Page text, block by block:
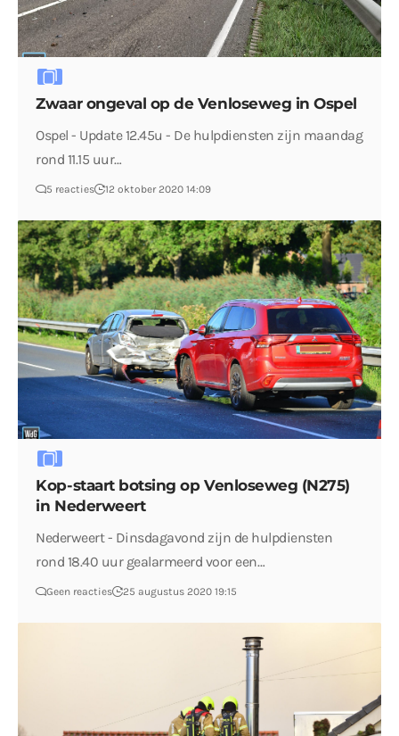
Zwaar ongeval op de Venloseweg in Ospel
Ospel - Update 12.45u - De hulpdiensten zijn maandag
rond 11.15 uur…
5 reacties 12 oktober 2020 14:09
Kop-staart botsing op Venloseweg (N275)
in Nederweert
Nederweert - Dinsdagavond zijn de hulpdiensten
rond 18.40 uur gealarmeerd voor een…
Geen reacties 25 augustus 2020 19:15